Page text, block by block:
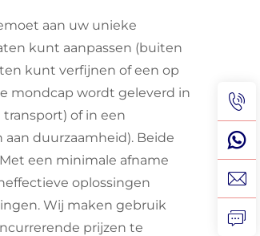
aan uw unieke
kunt aanpassen (buiten
kunt verfijnen of een op
mondcap wordt geleverd in
of in een
duurzaamheid). Beide
een minimale afname
oplossingen
Wij maken gebruik
prijzen te